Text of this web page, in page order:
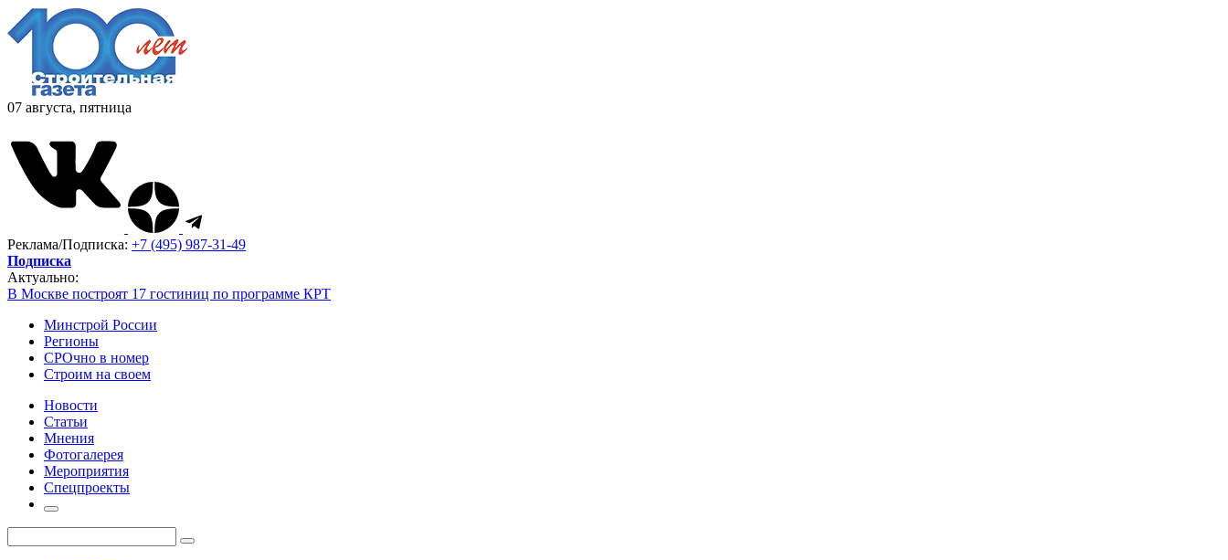
07 августа, пятница
Реклама/Подписка: +7 (495) 987-31-49
Подписка
Актуально:
В Москве построят 17 гостиниц по программе КРТ
Минстрой России
Регионы
СРОчно в номер
Строим на своем
Новости
Статьи
Мнения
Фотогалерея
Мероприятия
Спецпроекты